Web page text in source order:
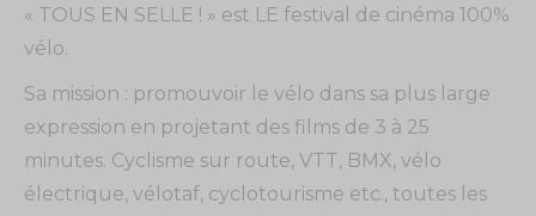
« TOUS EN SELLE ! » est LE festival de cinéma 100%
vélo.
Sa mission : promouvoir le vélo dans sa plus large
expression en projetant des films de 3 à 25
minutes. Cyclisme sur route, VTT, BMX, vélo
électrique, vélotaf, cyclotourisme etc., toutes les